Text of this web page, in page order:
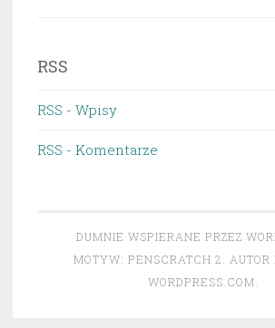
RSS
RSS - Wpisy
RSS - Komentarze
DUMNIE WSPIERANE PRZEZ
MOTYW: PENSCRATCH 2. AUTOR
WORDPRESS.COM